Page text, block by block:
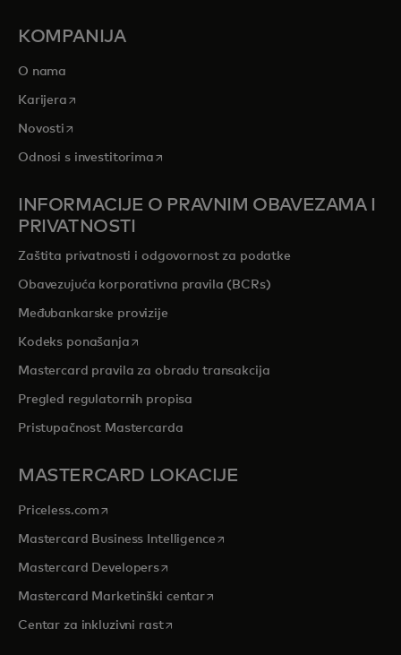
KOMPANIJA
O nama
Karijeraopens in a new tab
Novosti opens in a new tab
Odnosi s investitorimaopens in a new tab
INFORMACIJE O PRAVNIM OBAVEZAMA I
PRIVATNOSTI
Zaštita privatnosti i odgovornost za podatke
Obavezujuća korporativna pravila (BCRs)
Međubankarske provizije
Kodeks ponašanjaopens in a new tab
Mastercard pravila za obradu transakcija
Pregled regulatornih propisa
Pristupačnost Mastercarda
MASTERCARD LOKACIJE
Priceless.com opens in a new tab
Mastercard Business Intelligenceopens in a new tab
Mastercard Developersopens in a new tab
Mastercard Marketinški centaropens in a new tab
Centar za inkluzivni rastopens in a new tab